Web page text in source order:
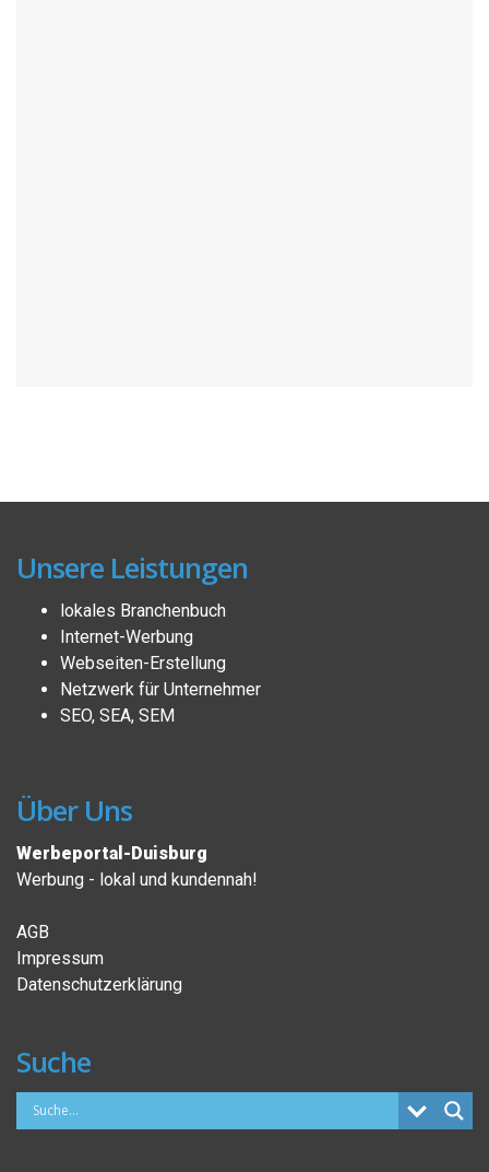
Unsere Leistungen
lokales Branchenbuch
Internet-Werbung
Webseiten-Erstellung
Netzwerk für Unternehmer
SEO, SEA, SEM
Über Uns
Werbeportal-Duisburg
Werbung - lokal und kundennah!
AGB
Impressum
Datenschutzerklärung
Suche